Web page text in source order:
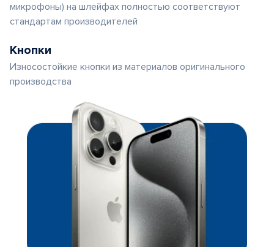
микрофоны) на шлейфах полностью соответствуют
стандартам производителей
Кнопки
Износостойкие кнопки из материалов оригинального
производства